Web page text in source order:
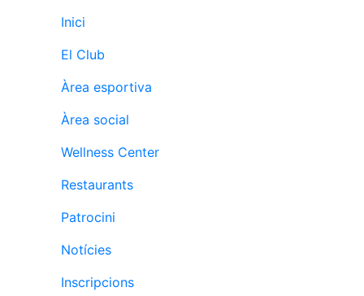
personals
dirigides
Piscina
Normativa
Restaurants
L'Snack
Casa Arilla
Chill Out
Inici
El Club
Àrea esportiva
Àrea social
Wellness Center
Restaurants
Patrocini
Notícies
Inscripcions